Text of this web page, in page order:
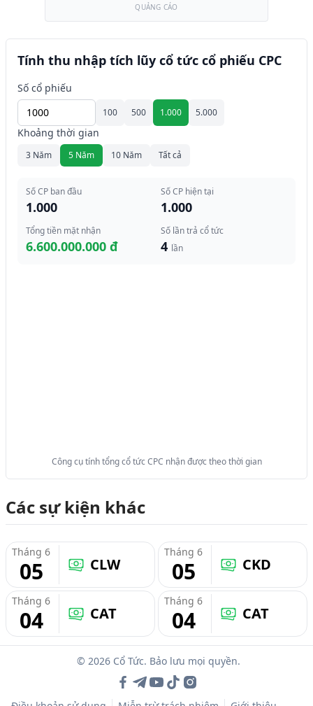
QUẢNG CÁO
Tính thu nhập tích lũy cổ tức cổ phiếu CPC
Số cổ phiếu
100 500 1.000 5.000
Khoảng thời gian
3 Năm 5 Năm 10 Năm Tất cả
Số CP ban đầu
1.000
Số CP hiện tại
1.000
Tổng tiền mặt nhận
6.600.000.000 đ
Số lần trả cổ tức
4 lần
Công cụ tính tổng cổ tức CPC nhận được theo thời gian
Các sự kiện khác
Tháng 6
05 CLW
Tháng 6
05 CKD
Tháng 6
04 CAT
Tháng 6
04 CAT
© 2026 Cổ Tức. Bảo lưu mọi quyền.